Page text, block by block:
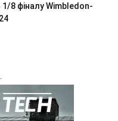
1/8 фіналу Wimbledon-